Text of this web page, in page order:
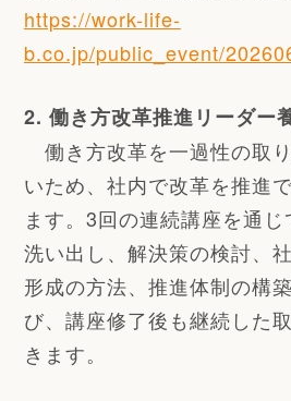
https://work-life-
b.co.jp/public_event/
2. 働き方改革推進リーダー
働き方改革を一過性の取
いため、社内で改革を推進
ます。3回の連続講座を通
洗い出し、解決策の検討、
形成の方法、推進体制の構
び、講座修了後も継続した
きます。